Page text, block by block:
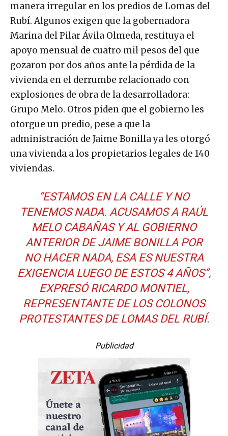
manera irregular en los predios de Lomas del
Rubí. Algunos exigen que la gobernadora
Marina del Pilar Ávila Olmeda, restituya el
apoyo mensual de cuatro mil pesos del que
gozaron por dos años ante la pérdida de la
vivienda en el derrumbe relacionado con
explosiones de obra de la desarrolladora:
Grupo Melo. Otros piden que el gobierno les
otorgue un predio, pese a que la
administración de Jaime Bonilla ya les otorgó
una vivienda a los propietarios legales de 140
viviendas.
“ESTAMOS EN LA CALLE Y NO
TENEMOS NADA. ACUSAMOS A RAÚL
MELO CABAÑAS Y AL GOBIERNO
ANTERIOR DE JAIME BONILLA POR
NO HACER NADA, ESA ES NUESTRA
EXIGENCIA LUEGO DE ESTOS 4 AÑOS”,
EXPRESÓ RICARDO MONTIEL,
REPRESENTANTE DE LOS COLONOS
PROTESTANTES DE LOMAS DEL RUBÍ.
Publicidad